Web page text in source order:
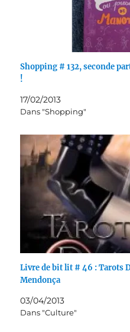
Shopping # 132, seconde
!
17/02/2013
Dans "Shopping"
Livre de bit lit # 46 : Tarots
Mendonça
03/04/2013
Dans "Culture"